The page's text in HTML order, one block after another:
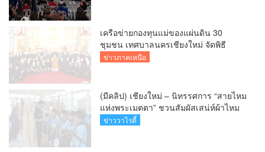
เครือข่ายกองทุนแม่ของแผ่นดิน 30
ชุมชน เทศบาลนครเชียงใหม่ จัดพิธี
บำเพ็ญกุศลถวายเป็นพระราชกุศลแด่
ข่าวภาคเหนือ
(มีคลิป) เชียงใหม่ – นิทรรศการ “สายไหม
แห่งพระเมตตา” ชวนสัมผัสเสน่ห์ผ้าไหม
ไทยและพรรณไม้พระนามตลอดเดือน
ข่าววาไรตี้